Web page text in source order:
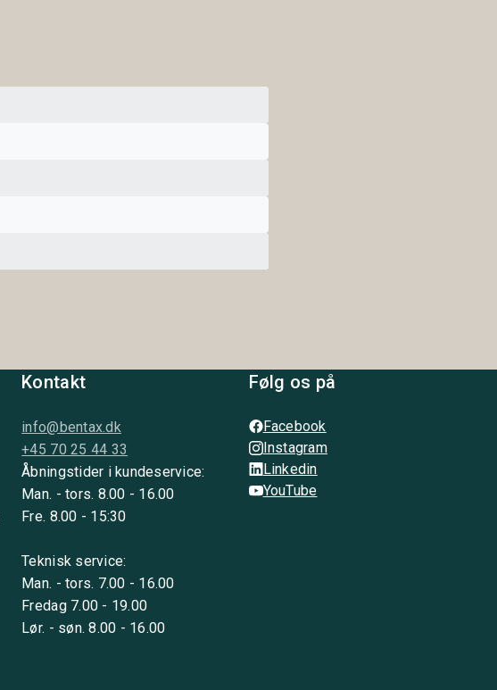
Kontakt
info@bentax.dk
+45 70 25 44 33
Åbningstider i kundeservice:
Man. - tors. 8.00 - 16.00
Fre. 8.00 - 15:30
Teknisk service:
Man. - tors. 7.00 - 16.00
Fredag 7.00 - 19.00
Lør. - søn. 8.00 - 16.00
Følg os på
Facebook
Instagram
Linkedin
YouTube